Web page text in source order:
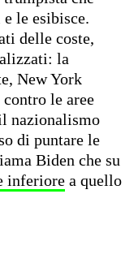
le esibisce.
delle coste,
la
New York
le aree
nazionalismo
di puntare le
Biden che su
inferiore a quello